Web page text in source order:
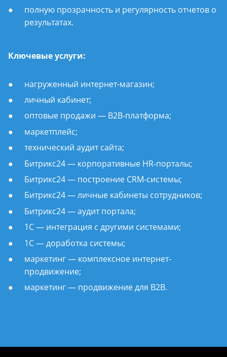
полную прозрачность и регулярность отчетов о
результатах.
Ключевые услуги:
нагруженный интернет-магазин;
личный кабинет;
оптовые продажи — B2B-платформа;
маркетплейс;
технический аудит сайта;
Битрикс24 — корпоративные HR-порталы;
Битрикс24 — построение CRM-системы;
Битрикс24 — личные кабинеты сотрудников;
Битрикс24 — аудит портала;
1С — интеграция с другими системами;
1С — доработка системы;
маркетинг — комплексное интернет-
продвижение;
маркетинг — продвижение для B2B.